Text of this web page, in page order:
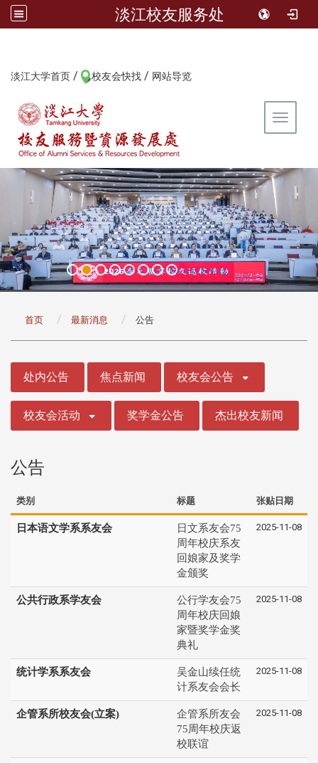
淡江校友服务处
淡江大学首页 / 校友会快找 / 网站导览
Toggle
首页 最新消息 公告
处内公告 焦点新闻 校友会公告
校友会活动 奖学金公告 杰出校友新闻
公告
类别 标题 张贴日期
日本语文学系系友会
日文系友会75
周年校庆系友
回娘家及奖学
金颁奖
2025-11-08
公共行政系学友会
公行学友会75
周年校庆回娘
家暨奖学金奖
典礼
2025-11-08
统计学系系友会
吴金山续任统
计系友会会长
2025-11-08
企管系所校友会(立案)
企管系所友会
75周年校庆返
校联谊
2025-11-08